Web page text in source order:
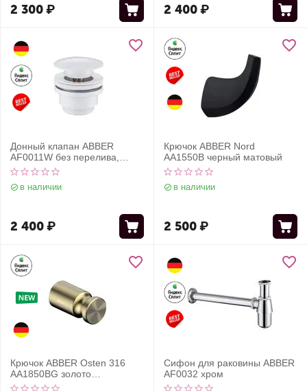
2 300₽ 2 400₽
Донный клапан ABBER
AF0011W без перелива,
клик-клак, белый
в наличии
2 400₽
Крючок ABBER Nord
AA1550B черный матовый
в наличии
2 500₽
Крючок ABBER Osten 316
AA1850BG золото
брашированное
Сифон для раковины ABBER
AF0032 хром